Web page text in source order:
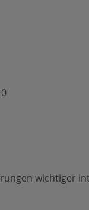
wichtiger